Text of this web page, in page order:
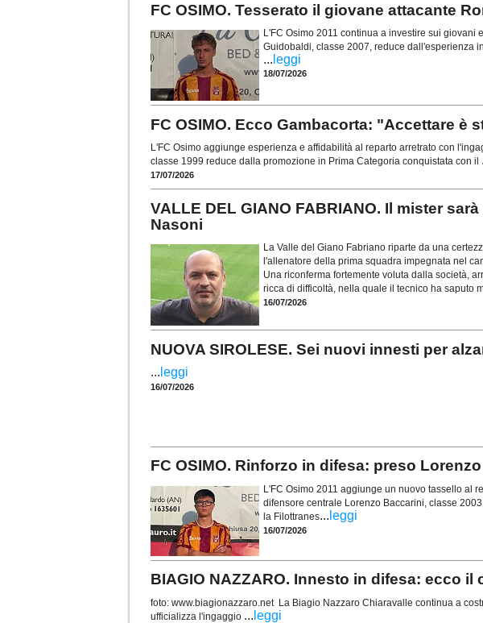
FC OSIMO. Tesserato il giovane attacante
L'FC Osimo 2011 continua a investire sui giovani
Guidobaldi, classe 2007, reduce dall'esperienza
... leggi
18/07/2026
FC OSIMO. Ecco Gambacorta: "Accettare è
L'FC Osimo aggiunge esperienza e affidabilità al reparto arretrato con
classe 1999 reduce dalla promozione in Prima Categoria conquistata con il
17/07/2026
VALLE DEL GIANO FABRIANO. Il mister
Nasoni
La Valle del Giano Fabriano riparte da una
l'allenatore della prima squadra impegnata nel
Una riconferma fortemente voluta dalla società,
ricca di difficoltà, nella quale il tecnico ha saputo
16/07/2026
NUOVA SIROLESE. Sei nuovi innesti per
... leggi
16/07/2026
FC OSIMO. Rinforzo in difesa: preso
L'FC Osimo 2011 aggiunge un nuovo tassello al
difensore centrale Lorenzo Baccarini, classe
la Filottranes... leggi
16/07/2026
BIAGIO NAZZARO. Innesto in difesa: ecco
foto: www.biagionazzaro.net La Biagio Nazzaro Chiaravalle continua a
ufficializza l'ingaggio ... leggi